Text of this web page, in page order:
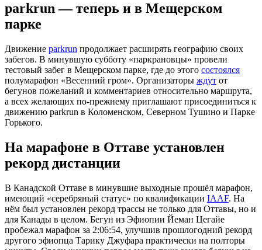
parkrun — теперь и в Мещерском
парке
Движение parkrun продолжает расширять географию своих
забегов. В минувшую субботу «паркрановцы» провели
тестовый забег в Мещерском парке, где до этого состоялся
полумарафон «Весенний гром». Организаторы ждут от
бегунов пожеланий и комментариев относительно маршрута,
а всех желающих по-прежнему приглашают присоединиться к
движению parkrun в Коломенском, Северном Тушино и Парке
Горького.
На марафоне в Оттаве установлен
рекорд дистанции
В Канадской Оттаве в минувшие выходные прошёл марафон,
имеющий «серебряный статус» по квалификации IAAF. На
нём был установлен рекорд трассы не только для Оттавы, но и
для Канады в целом. Бегун из Эфиопии Йеман Цегайе
пробежал марафон за 2:06:54, улучшив прошлогодний рекорд
другого эфиопца Тарику Джуфара практически на полторы